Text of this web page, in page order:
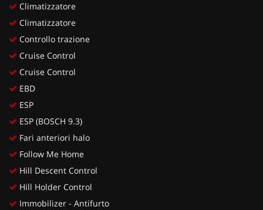
Climatizzatore
Climatizzatore
Controllo trazione
Cruise Control
Cruise Control
EBD
ESP
ESP (BOSCH 9.3)
Fari anteriori halo
Follow Me Home
Hill Descent Control
Hill Holder Control
Immobilizer - Antifurto